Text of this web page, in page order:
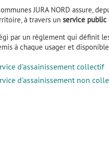
JURA NORD assure,
à travers un service public
par un règlement qui définit
à chaque usager et
d’assainissement collectif
d’assainissement non